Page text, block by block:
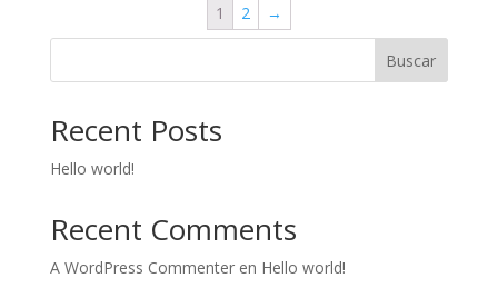
1 2 →
Buscar
Recent Posts
Hello world!
Recent Comments
A WordPress Commenteren Hello world!